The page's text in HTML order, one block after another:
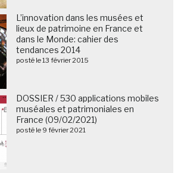
L’innovation dans les musées et
lieux de patrimoine en France et
dans le Monde: cahier des
tendances 2014
posté le 13 février 2015
DOSSIER / 530 applications mobiles
muséales et patrimoniales en
France (09/02/2021)
posté le 9 février 2021